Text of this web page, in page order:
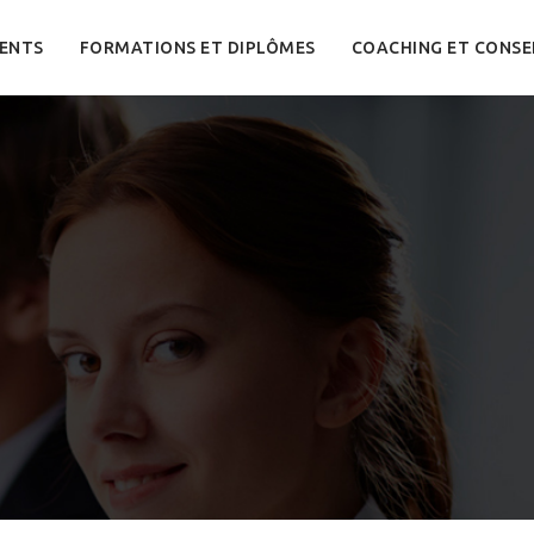
FORMATIONS ET DIPLÔMES COACHING ET